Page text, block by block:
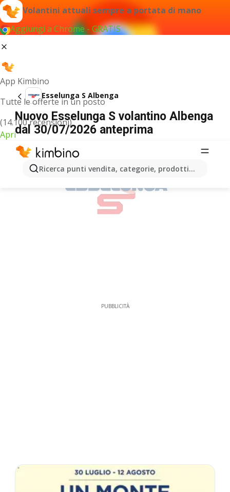
Volantini attuali sempre a portata di mano
Aggiungi a Chrome - GRATIS
App Kimbino
Tutte le offerte in un posto
(14.100 recensioni)
Apri
Ricerca punti vendita, categorie, prodotti...
Esselunga S Albenga
Nuovo Esselunga S volantino Albenga
dal 30/07/2026 anteprima
PUBBLICITÀ